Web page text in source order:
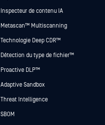
Inspecteur de contenu IA
Metascan™ Multiscanning
Technologie Deep CDR™
Détection du type de fichier™
Proactive DLP™
Adaptive Sandbox
Threat Intelligence
SBOM